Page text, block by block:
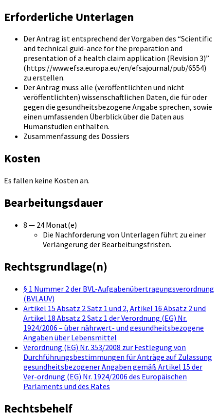
Erforderliche Unterlagen
Der Antrag ist entsprechend der Vorgaben des “Scientific
and technical guid-ance for the preparation and
presentation of a health claim application (Revision 3)”
(https://www.efsa.europa.eu/en/efsajournal/pub/6554)
zu erstellen.
Der Antrag muss alle (veröffentlichten und nicht
veröffentlichten) wissenschaftlichen Daten, die für oder
gegen die gesundheitsbezogene Angabe sprechen, sowie
einen umfassenden Überblick über die Daten aus
Humanstudien enthalten.
Zusammenfassung des Dossiers
Kosten
Es fallen keine Kosten an.
Bearbeitungsdauer
8 — 24 Monat(e)
Die Nachforderung von Unterlagen führt zu einer
Verlängerung der Bearbeitungsfristen.
Rechtsgrundlage(n)
§ 1 Nummer 2 der BVL-Aufgabenübertragungsverordnung
(BVLAÜV)
Artikel 15 Absatz 2 Satz 1 und 2, Artikel 16 Absatz 2 und
Artikel 18 Absatz 2 Satz 1 der Verordnung (EG) Nr.
1924/2006 – über nährwert- und gesundheitsbezogene
Angaben über Lebensmittel
Verordnung (EG) Nr. 353/2008 zur Festlegung von
Durchführungsbestimmungen für Anträge auf Zulassung
gesundheitsbezogener Angaben gemäß Artikel 15 der
Ver-ordnung (EG) Nr. 1924/2006 des Europäischen
Parlaments und des Rates
Rechtsbehelf